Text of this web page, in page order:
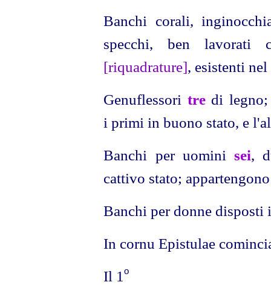
Banchi corali,
specchi, ben lavorati
[riquadrature], esistenti
Genuflessori tre di
i primi in buono stato, e
Banchi per uomini sei,
cattivo stato;
Banchi per donne disposti
In cornu Epistulae
Il 1o